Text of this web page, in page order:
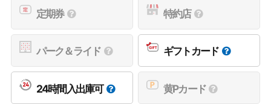
定期券 特約店
パーク＆ライド ギフトカード
24時間入出庫可 黄Pカード